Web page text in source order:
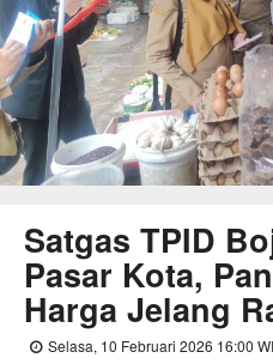
Satgas TPID
Pasar Kota,
Harga Jelang
Selasa, 10 Februari 2026 16:00